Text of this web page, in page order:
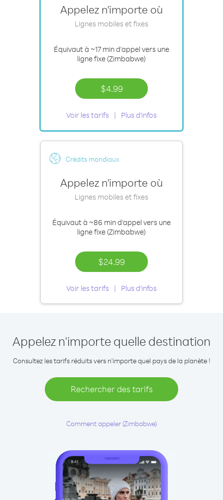
Appelez n'importe où
Lignes mobiles et fixes
Équivaut à ~17 mind'appel vers une
ligne fixe (Zimbabwe)
$4.99
Voir les tarifs Plus d'infos
Crédits mondiaux
Appelez n'importe où
Lignes mobiles et fixes
Équivaut à ~86 mind'appel vers une
ligne fixe (Zimbabwe)
$24.99
Voir les tarifs Plus d'infos
Appelez n'importe quelle destination
Consultez les tarifs réduits vers n'importe quel pays de la planète !
Rechercher des tarifs
Comment appeler (Zimbabwe)